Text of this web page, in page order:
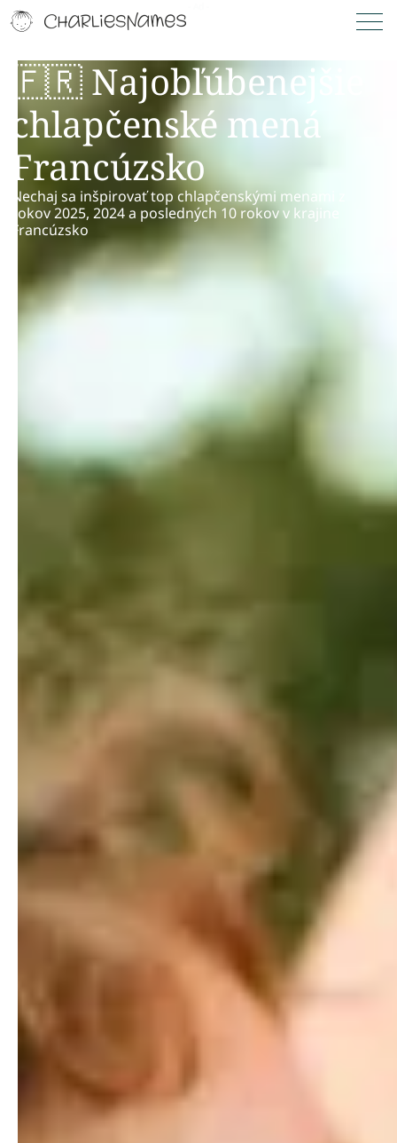
🇫🇷 Najobľúbenejšie
chlapčenské mená
Francúzsko
Nechaj sa inšpirovať top chlapčenskými menami z
rokov 2025, 2024 a posledných 10 rokov v krajine
Francúzsko